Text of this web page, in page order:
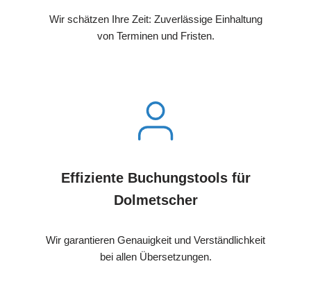
Wir schätzen Ihre Zeit: Zuverlässige Einhaltung
von Terminen und Fristen.
Effiziente Buchungstools für
Dolmetscher
Wir garantieren Genauigkeit und Verständlichkeit
bei allen Übersetzungen.